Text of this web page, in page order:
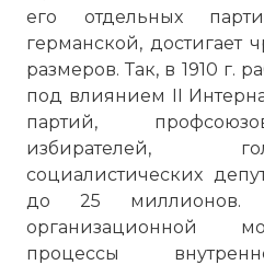
его отдельных
германской, достигает
размеров. Так, в 1910 г.
под влиянием II
партий,
избирателей,
социалистических
до 25 миллионов.
организационной
процессы